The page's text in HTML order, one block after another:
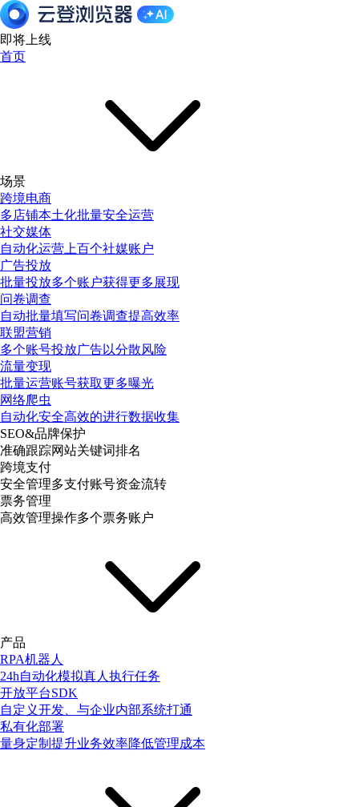
即将上线
首页
场景
跨境电商
多店铺本土化批量安全运营
社交媒体
自动化运营上百个社媒账户
广告投放
批量投放多个账户获得更多展现
问卷调查
自动批量填写问卷调查提高效率
联盟营销
多个账号投放广告以分散风险
流量变现
批量运营账号获取更多曝光
网络爬虫
自动化安全高效的进行数据收集
SEO&品牌保护
准确跟踪网站关键词排名
跨境支付
安全管理多支付账号资金流转
票务管理
高效管理操作多个票务账户
产品
RPA机器人
24h自动化模拟真人执行任务
开放平台SDK
自定义开发、与企业内部系统打通
私有化部署
量身定制提升业务效率降低管理成本